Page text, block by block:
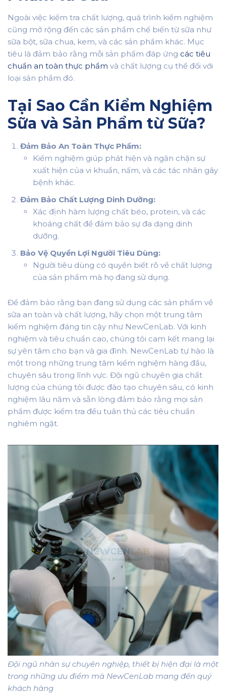
Ngoài việc kiểm tra chất lượng, quá trình kiểm nghiệm
cũng mở rộng đến các sản phẩm chế biến từ sữa như
sữa bột, sữa chua, kem, và các sản phẩm khác. Mục
tiêu là đảm bảo rằng mỗi sản phẩm đáp ứng các tiêu
chuẩn an toàn thực phẩm và chất lượng cụ thể đối với
loại sản phẩm đó.
Tại Sao Cần Kiểm Nghiệm
Sữa và Sản Phẩm từ Sữa?
Đảm Bảo An Toàn Thực Phẩm:
Kiểm nghiệm giúp phát hiện và ngăn chặn sự
xuất hiện của vi khuẩn, nấm, và các tác nhân gây
bệnh khác.
Đảm Bảo Chất Lượng Dinh Dưỡng:
Xác định hàm lượng chất béo, protein, và các
khoáng chất để đảm bảo sự đa dạng dinh
dưỡng.
Bảo Vệ Quyền Lợi Người Tiêu Dùng:
Người tiêu dùng có quyền biết rõ về chất lượng
của sản phẩm mà họ đang sử dụng.
Để đảm bảo rằng bạn đang sử dụng các sản phẩm về
sữa an toàn và chất lượng, hãy chọn một trung tâm
kiểm nghiệm đáng tin cậy như NewCenLab. Với kinh
nghiệm và tiêu chuẩn cao, chúng tôi cam kết mang lại
sự yên tâm cho bạn và gia đình. NewCenLab tự hào là
một trong những trung tâm kiểm nghiệm hàng đầu,
chuyên sâu trong lĩnh vực. Đội ngũ chuyên gia chất
lượng của chúng tôi được đào tạo chuyên sâu, có kinh
nghiệm lâu năm và sẵn lòng đảm bảo rằng mọi sản
phẩm được kiểm tra đều tuân thủ các tiêu chuẩn
nghiêm ngặt.
Đội ngũ nhân sự chuyên nghiệp, thiết bị hiện đại là một
trong những ưu điểm mà NewCenLab mang đến quý
khách hàng